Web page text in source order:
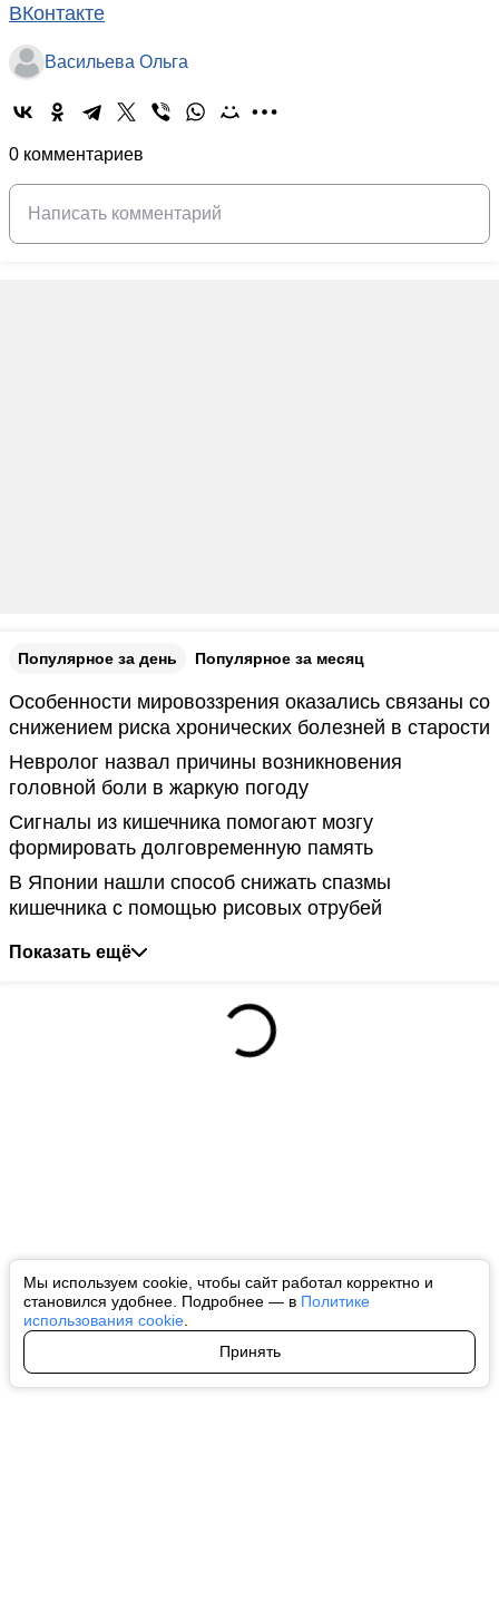
Мы используем cookie, чтобы сайт работал корректно и
становился удобнее. Подробнее — в Политике
использования cookie
Принять
ВКонтакте
Васильева Ольга
0 комментариев
Популярное за день Популярное за месяц
Особенности мировоззрения оказались связаны со
снижением риска хронических болезней в старости
Невролог назвал причины возникновения
головной боли в жаркую погоду
Сигналы из кишечника помогают мозгу
формировать долговременную память
В Японии нашли способ снижать спазмы
кишечника с помощью рисовых отрубей
Показать ещё